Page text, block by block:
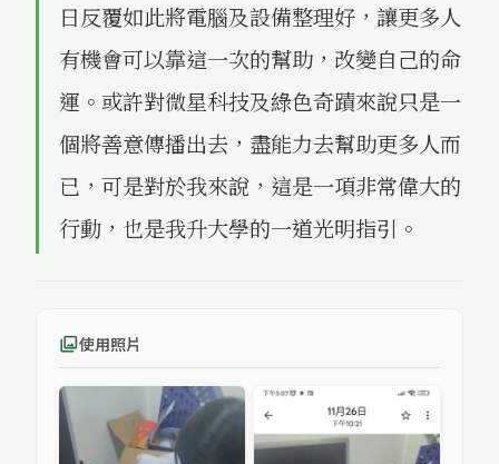
日反覆如此將電腦及設備整理好，讓更多人
有機會可以靠這一次的幫助，改變自己的命
運。或許對微星科技及綠色奇蹟來說只是一
個將善意傳播出去，盡能力去幫助更多人而
已，可是對於我來說，這是一項非常偉大的
行動，也是我升大學的一道光明指引。
photo_library使用照片